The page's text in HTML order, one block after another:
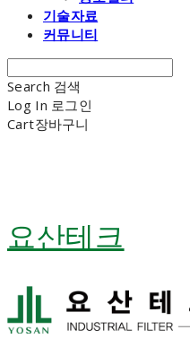
기술자료
커뮤니티
Search 검색
Log In 로그인
Cart장바구니
요산테크